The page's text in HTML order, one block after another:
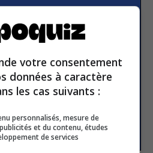
votre consentement
données à caractère
les cas suivants :
personnalisés, mesure de
et du contenu, études
de services